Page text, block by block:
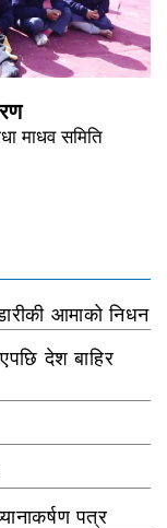
माधव समिति
आमाको निधन
देश बाहिर
पत्र